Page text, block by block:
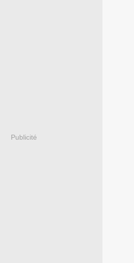
Publicité